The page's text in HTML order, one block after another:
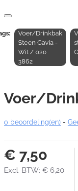
Voer/Drinkbak
Steen Cavia -
Wit / 020
3862
Voer/
0 beoordeling(en) -
€ 7,50
Excl. BTW: € 6,20